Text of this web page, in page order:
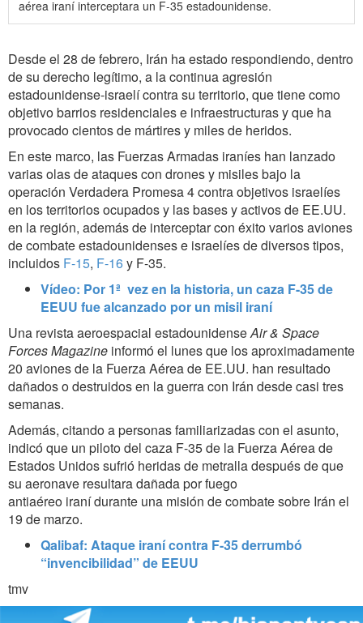
aérea iraní interceptara un F-35 estadounidense.
Desde el 28 de febrero, Irán ha estado respondiendo, dentro
de su derecho legítimo, a la continua agresión
estadounidense-israelí contra su territorio, que tiene como
objetivo barrios residenciales e infraestructuras y que ha
provocado cientos de mártires y miles de heridos.
En este marco, las Fuerzas Armadas iraníes han lanzado
varias olas de ataques con drones y misiles bajo la
operación Verdadera Promesa 4 contra objetivos israelíes
en los territorios ocupados y las bases y activos de EE.UU.
en la región, además de interceptar con éxito varios aviones
de combate estadounidenses e israelíes de diversos tipos,
incluidos F-15, F-16y F-35.
Vídeo: Por 1ª vez en la historia, un caza F-35 de
EEUU fue alcanzado por un misil iraní
Una revista aeroespacial estadounidenseAir & Space
Forces Magazine informó el lunes que los aproximadamente
20 aviones de la Fuerza Aérea de EE.UU. han resultado
dañados o destruidos en la guerra con Irán desde casi tres
semanas.
Además, citando a personas familiarizadas con el asunto,
indicó que un piloto del caza F-35 de la Fuerza Aérea de
Estados Unidos sufrió heridas de metralla después de que
su aeronave resultara dañada por fuego
antiaéreo iraní durante una misión de combate sobre Irán el
19 de marzo.
Qalibaf: Ataque iraní contra F-35 derrumbó
“invencibilidad” de EEUU
tmv